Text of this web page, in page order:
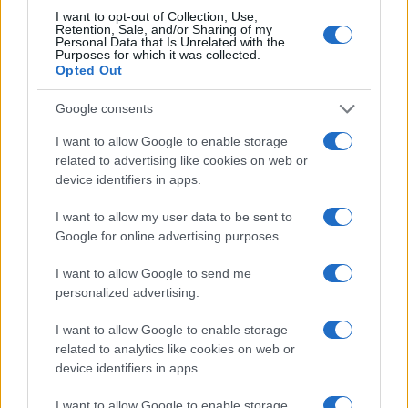
I want to opt-out of Collection, Use,
Retention, Sale, and/or Sharing of my
Personal Data that Is Unrelated with the
Purposes for which it was collected.
Opted Out
Google consents
I want to allow Google to enable storage
related to advertising like cookies on web or
device identifiers in apps.
I want to allow my user data to be sent to
Google for online advertising purposes.
I want to allow Google to send me
personalized advertising.
I want to allow Google to enable storage
related to analytics like cookies on web or
device identifiers in apps.
I want to allow Google to enable storage
bisogno, anzi alimenta la sua leggenda delle
proprie contraddizioni, e allo stesso modo la
pecora nerissima della politica tedesca ha capito
che fingere le pubbliche virtù dietro i vizi privati
non giova più. Entrambi se mai si pongono come
influencer di lusso, esibiscono quello che sono o
che hanno voluto essere: ne esce lo scassamento,
lo scardinamento delle false ragioni dei moralisti.
Anche la nostraElly Schlein, che è una Wiedel di
centri sociali e dalle ex sardine filoterroristiche,
non si nasconde: ma il suo essere donna,
bisessuale, peraltro ereditiera, si sfascia contro il
moralismo perbenistico per cui alterna la retorica
femminista alle canzoni femminicide di Tony Effe